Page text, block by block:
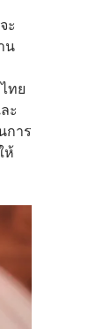
ะ
น
ทย
ะ
การ
ห้